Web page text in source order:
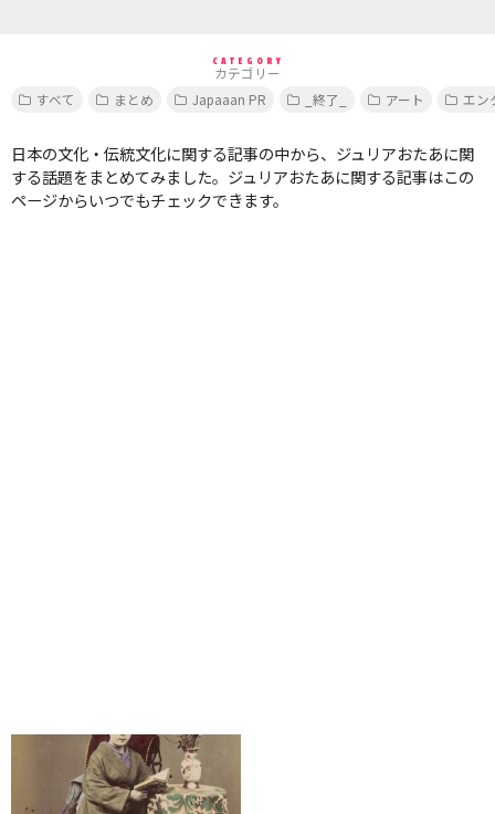
CATEGORY
カテゴリー
すべて
まとめ Japaaan PR _終了_ アート エン
日本の文化・伝統文化に関する記事の中から、ジュリアおたあに関
する話題をまとめてみました。ジュリアおたあに関する記事はこの
ページからいつでもチェックできます。